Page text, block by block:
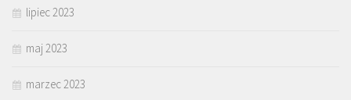
lipiec 2023
maj 2023
marzec 2023